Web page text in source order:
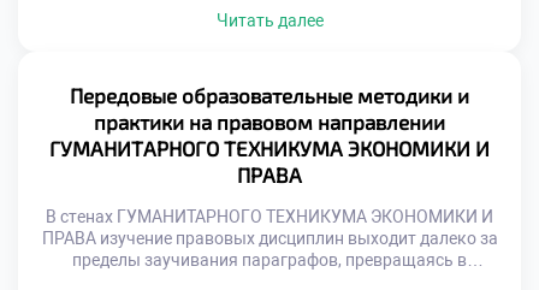
знаний законов, но и от таланта виртуозно применять их
надежным трамплином, который позволяет будущим
специалистам заложить фундамент для долгосрочного
профессионального […]
Читать далее
Передовые образовательные методики и
практики на правовом направлении
ГУМАНИТАРНОГО ТЕХНИКУМА ЭКОНОМИКИ И
ПРАВА
В стенах ГУМАНИТАРНОГО ТЕХНИКУМА ЭКОНОМИКИ И
ПРАВА изучение правовых дисциплин выходит далеко за
пределы заучивания параграфов, превращаясь в